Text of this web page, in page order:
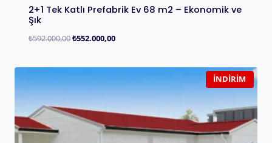
2+1 Tek Katlı Prefabrik Ev 68 m2 – Ekonomik ve
Şık
₺592.000,00₺552.000,00
İNDIRIM